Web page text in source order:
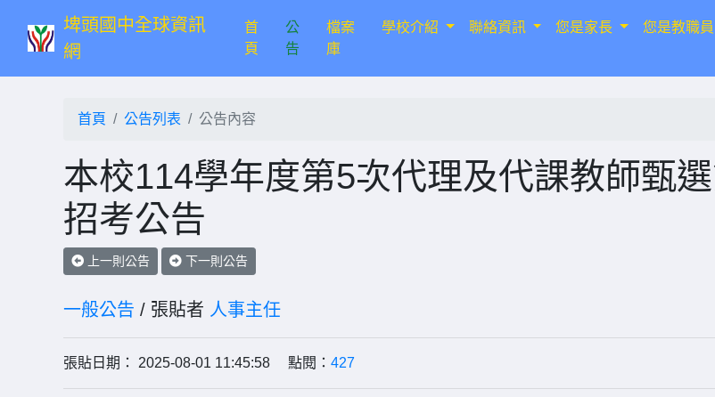
埤頭國中全球資訊
網
首
頁(current)
公
告
檔案
庫
學校介紹 聯絡資訊 您是家長 您是教職員
首頁 公告列表 公告內容
本校114學年度第5次代理及代課教師甄
招考公告
上一則公告 下一則公告
一般公告 / 張貼者 人事主任
張貼日期： 2025-08-01 11:45:58 點閱： 427